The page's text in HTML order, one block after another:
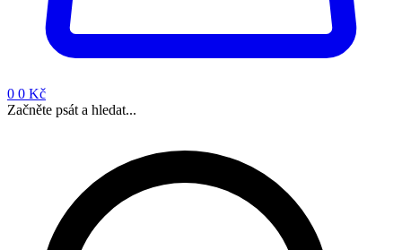
0 0 Kč
Začněte psát a hledat...